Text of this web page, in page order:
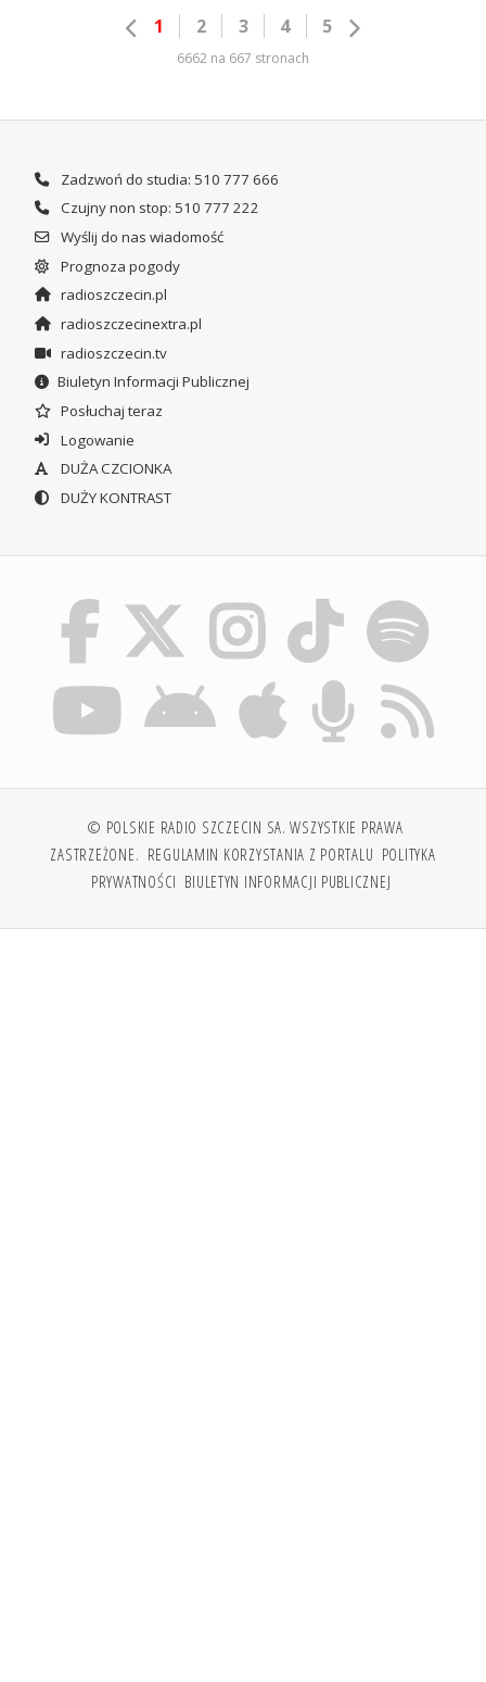
1 2 3 4 5
6662 na 667 stronach
Zadzwoń do studia: 510 777 666
Czujny non stop: 510 777 222
Wyślij do nas wiadomość
Prognoza pogody
radioszczecin.pl
radioszczecinextra.pl
radioszczecin.tv
Biuletyn Informacji Publicznej
Posłuchaj teraz
Logowanie
DUŻA CZCIONKA
DUŻY KONTRAST
© POLSKIE RADIO SZCZECIN SA. WSZYSTKIE PRAWA
ZASTRZEŻONE. REGULAMIN KORZYSTANIA Z PORTALU POLITYKA
PRYWATNOŚCI BIULETYN INFORMACJI PUBLICZNEJ